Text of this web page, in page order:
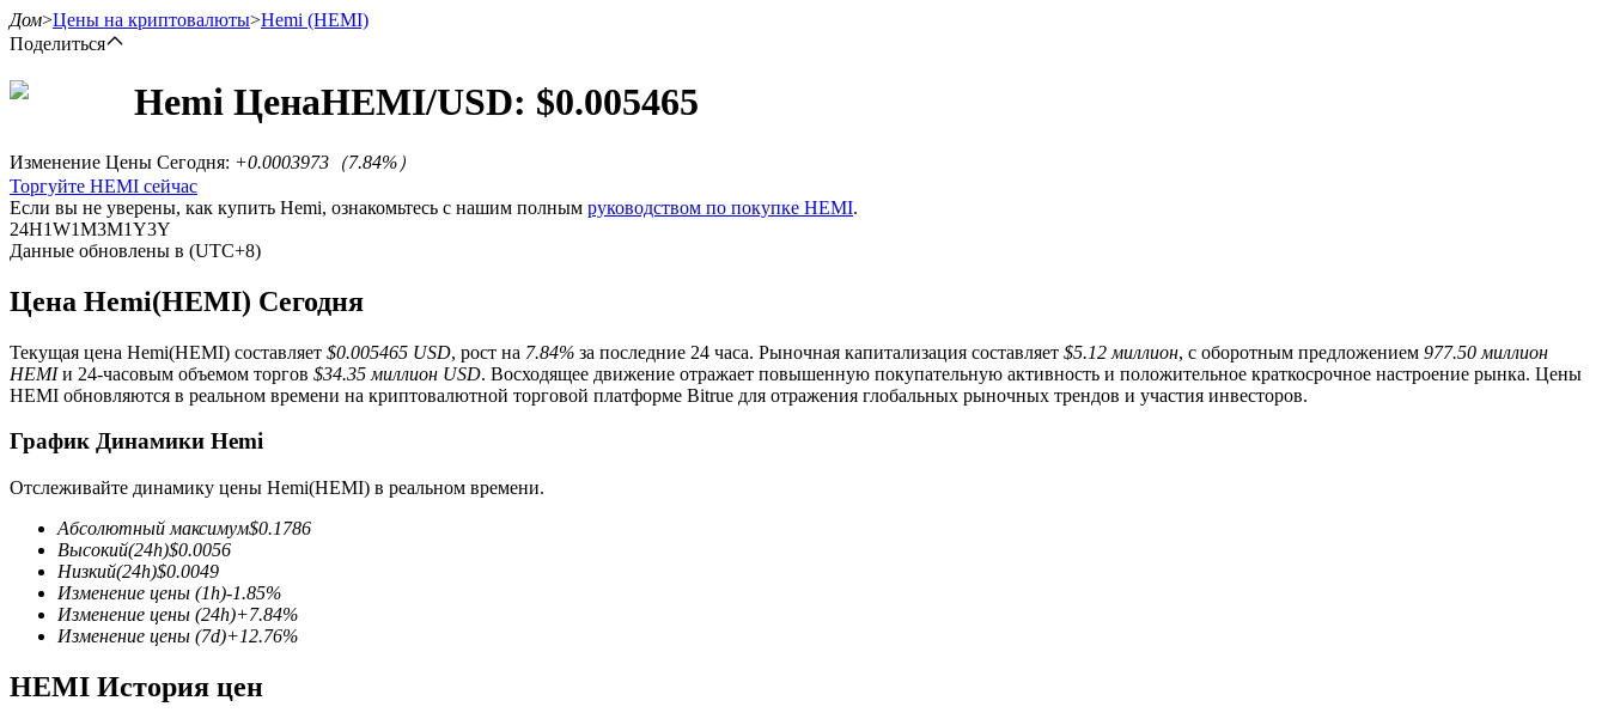
USDT-фьючерсы
Фьючерсы с использованием USDT в качестве обеспечения
Фьючерсы на COIN-M
Криптовалютные фьючерсы
Дом>Цены на криптовалюты>Hemi (HEMI)
Поделиться
Hemi ЦенаHEMI/USD: $0.005465
Изменение Цены Сегодня: +0.0003973 （7.84%）
Торгуйте HEMI сейчас
Если вы не уверены, как купить Hemi, ознакомьтесь с нашим полным руководством по покупке HEMI.
24H1W1M3M1Y3Y
Данные обновлены в (UTC+8)
Цена Hemi(HEMI) Сегодня
Текущая цена Hemi(HEMI) составляет $0.005465 USD, рост на 7.84% за последние 24 часа. Рыночная капитализация составляет $5.12 миллион, с оборотным предложением 977.50 миллион
HEMIи 24-часовым объемом торгов $34.35 миллион USD. Восходящее движение отражает повышенную покупательную активность и положительное краткосрочное настроение рынка. Цены
HEMI обновляются в реальном времени на криптовалютной торговой платформе Bitrue для отражения глобальных рыночных трендов и участия инвесторов.
График Динамики Hemi
Отслеживайте динамику цены Hemi(HEMI) в реальном времени.
Абсолютный максимум$0.1786
Высокий(24h)$0.0056
Низкий(24h)$0.0049
Изменение цены (1h)-1.85%
Изменение цены (24h)+7.84%
Изменение цены (7d)+12.76%
HEMI История цен